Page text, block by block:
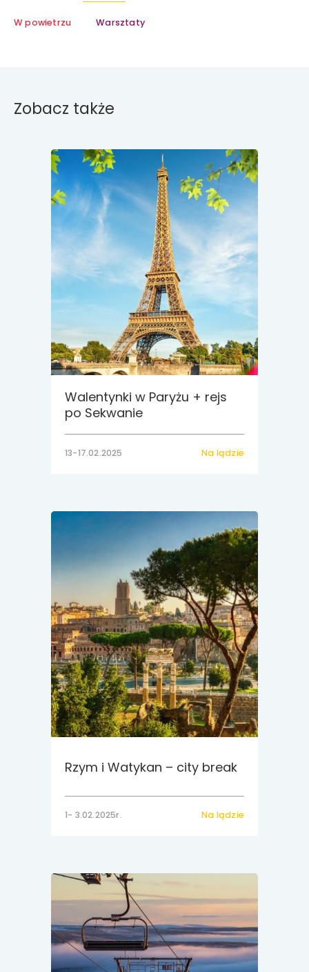
W powietrzu Warsztaty
Zobacz także
Walentynki w Paryżu + rejs
po Sekwanie
13-17.02.2025 Na lądzie
Rzym i Watykan – city break
1- 3.02.2025r. Na lądzie